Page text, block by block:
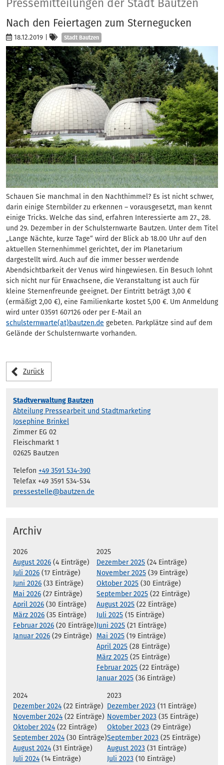
Pressemitteilungen der Stadt Bautzen
Nach den Feiertagen zum Sternegucken
18.12.2019 Kategorien
Stadt Bautzen
Schauen Sie manchmal in den Nachthimmel? Es ist nicht schwer,
darin einige Sternbilder zu erkennen – vorausgesetzt, man kennt
einige Tricks. Welche das sind, erfahren Interessierte am 27., 28.
und 29. Dezember in der Schulsternwarte Bautzen. Unter dem Titel
„Lange Nächte, kurze Tage“ wird der Blick ab 18.00 Uhr auf den
aktuellen Sternenhimmel gerichtet, der im Planetarium
dargestellt wird. Auch auf die immer besser werdende
Abendsichtbarkeit der Venus wird hingewiesen. Ein Besuch lohnt
sich nicht nur für Erwachsene, die Veranstaltung ist auch für
kleine Sternenfreunde geeignet. Der Eintritt beträgt 3,00 €
(ermäßigt 2,00 €), eine Familienkarte kostet 5,00 €. Um Anmeldung
wird unter 03591 607126 oder per E-Mail an
schulsternwarte(at)bautzen.de gebeten. Parkplätze sind auf dem
Gelände der Schulsternwarte vorhanden.
Zurück
Stadtverwaltung Bautzen
Abteilung Pressearbeit und Stadtmarketing
Josephine Brinkel
Zimmer EG 02
Fleischmarkt 1
02625 Bautzen
Telefon +49 3591 534-390
Telefax +49 3591 534-534
pressestelle@bautzen.de
Archiv
2026
August 2026 (4 Einträge)
Juli 2026 (17 Einträge)
Juni 2026 (33 Einträge)
Mai 2026 (27 Einträge)
April 2026 (30 Einträge)
März 2026 (35 Einträge)
Februar 2026 (20 Einträge)
Januar 2026 (29 Einträge)
2025
Dezember 2025 (24 Einträge)
November 2025 (39 Einträge)
Oktober 2025 (30 Einträge)
September 2025 (22 Einträge)
August 2025 (22 Einträge)
Juli 2025 (15 Einträge)
Juni 2025 (21 Einträge)
Mai 2025 (19 Einträge)
April 2025 (28 Einträge)
März 2025 (25 Einträge)
Februar 2025 (22 Einträge)
Januar 2025 (36 Einträge)
2024
Dezember 2024 (22 Einträge)
November 2024 (22 Einträge)
Oktober 2024 (22 Einträge)
September 2024 (30 Einträge)
August 2024 (31 Einträge)
Juli 2024 (14 Einträge)
2023
Dezember 2023 (11 Einträge)
November 2023 (35 Einträge)
Oktober 2023 (29 Einträge)
September 2023 (25 Einträge)
August 2023 (31 Einträge)
Juli 2023 (10 Einträge)